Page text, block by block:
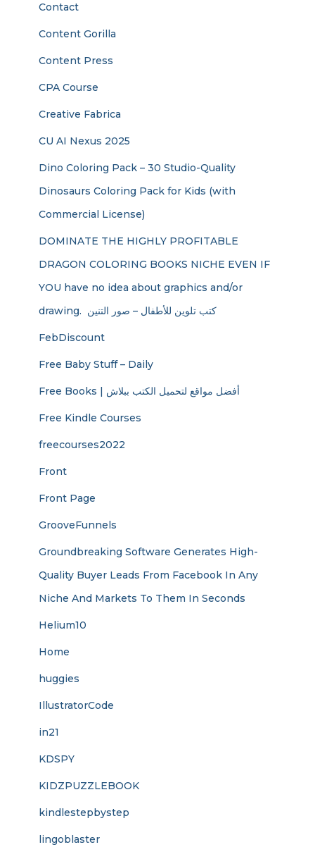
Contact
Content Gorilla
Content Press
CPA Course
Creative Fabrica
CU AI Nexus 2025
Dino Coloring Pack – 30 Studio-Quality
Dinosaurs Coloring Pack for Kids (with
Commercial License)
DOMINATE THE HIGHLY PROFITABLE
DRAGON COLORING BOOKS NICHE EVEN IF
YOU have no idea about graphics and/or
drawing. ​ كتب تلوين للأطفال – صور التنين
FebDiscount
Free Baby Stuff – Daily
Free Books | أفضل مواقع لتحميل الكتب ببلاش
Free Kindle Courses
freecourses2022
Front
Front Page
GrooveFunnels
Groundbreaking Software Generates High-
Quality Buyer Leads From Facebook In Any
Niche And Markets To Them In Seconds
Helium10
Home
huggies
IllustratorCode
in21
KDSPY
KIDZPUZZLEBOOK
kindlestepbystep
lingoblaster